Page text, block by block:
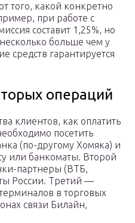
того, какой конкретно
при работе с
составит 1,25%, но
больше чем у
средств гарантируется
операций
клиентов, как оплатить
посетить
(по-другому Хомяка) и
или банкоматы. Второй
партнеры (ВТБ,
России. Третий —
в торговых
связи Билайн,